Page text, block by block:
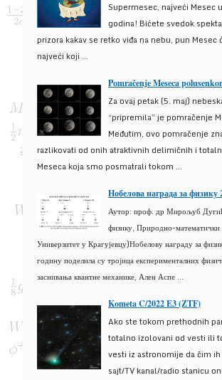
Supermesec, najveći Mesec
godina! Bićete svedok
prizora kakav se retko viđa na nebu, pun Mesec
najveći koji ...
Pomračenje Meseca
Za ovaj petak (5. maj)
“pripremila” je pomračenje
Međutim, ovo pomračenje
razlikovati od onih atraktivnih delimičnih i
Meseca koja smo posmatrali tokom ...
Нобелова награда за физику
Аутор: проф. др Мирољуб
физику, Природно-математички
Универзитет у Крагујевцу)Нобелову награду за
годину поделила су тројица експерименталних
заснивања квантне механике, Ален Аспе ...
Kometa C/2022 E3 (ZTF)
Ako ste tokom prethodnih
totalno izolovani od vesti ili
vesti iz astronomije da čim
sajt/TV kanal/radio stanicu